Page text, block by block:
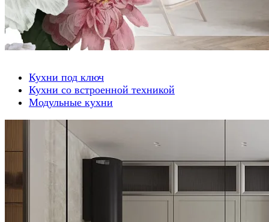
Кухни под ключ
Кухни со встроенной техникой
Модульные кухни